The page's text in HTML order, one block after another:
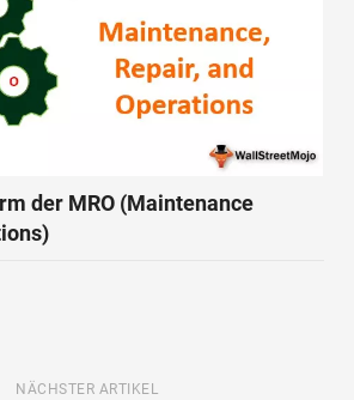
der MRO (Maintenance
NÄCHSTER ARTIKEL